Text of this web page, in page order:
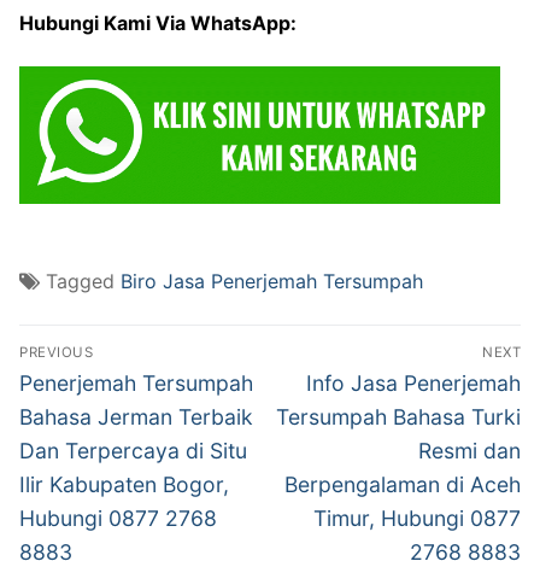
Hubungi Kami Via WhatsApp:
Tagged Biro Jasa Penerjemah Tersumpah
Post
navigation
PREVIOUS
Previous
post:
Penerjemah Tersumpah
Bahasa Jerman Terbaik
Dan Terpercaya di Situ
Ilir Kabupaten Bogor,
Hubungi 0877 2768
8883
NEXT
Next
post:
Info Jasa Penerjemah
Tersumpah Bahasa Turki
Resmi dan
Berpengalaman di Aceh
Timur, Hubungi 0877
2768 8883